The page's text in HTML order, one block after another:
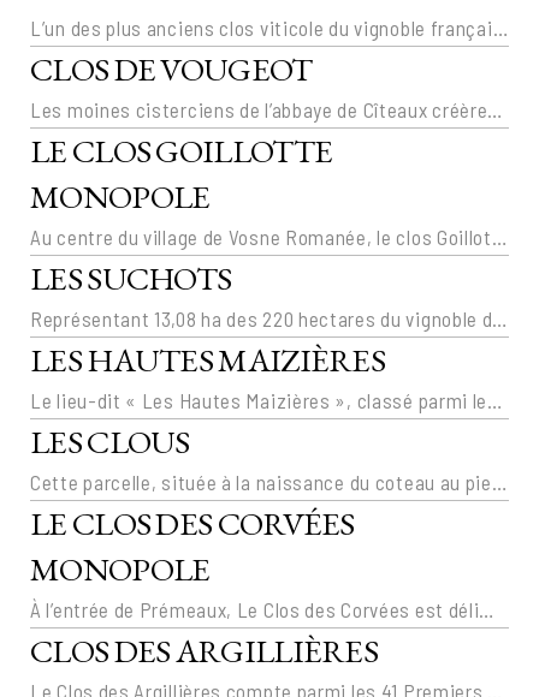
CLOS DE VOUGEOT
LE CLOS GOILLOTTE
MONOPOLE
LES SUCHOTS
LES HAUTES MAIZIÈRES
LES CLOUS
LE CLOS DES CORVÉES
MONOPOLE
CLOS DES ARGILLIÈRES